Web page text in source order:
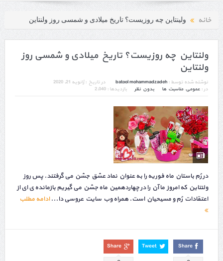
خانه ولینتاین چه روزیست؟ تاریخ میلادی و شمسی روز ولنتاین
ولنتاین چه روزیست؟ تاریخ میلادی و شمسی روز
ولنتاین
نوشته شده توسط : batool mohammadzadeh در تاریخ :ژانویه 21, 2020
در : عمومی,مناسبت ها بدون نظر بازدیدها : 2,040
در رُم باستان ماه فوریه را به عنوان نماد عشق جشن می گرفتند. پس روز
ولنتاین که امروز ما آن را در چهاردهمین ماه جشن می گیریم بازمانده ی ای از
اعتقادات رُم و مسیحیان است. همراه وب سایت عروسی دا...ادامه مطلب
Share
Tweet
Share